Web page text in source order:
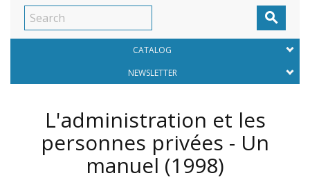

CATALOG
NEWSLETTER
L'administration et les
personnes privées - Un
manuel (1998)